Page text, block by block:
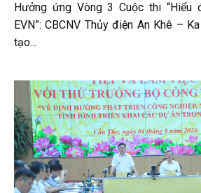
Hưởng ứng Vòng 3 Cuộc thi “Hiểu
EVN”: CBCNV Thủy điện An Khê –
tạo...